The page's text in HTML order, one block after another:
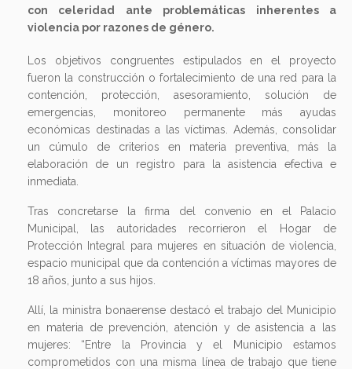
con celeridad ante problemáticas inherentes a
violencia por razones de género.
Los objetivos congruentes estipulados en el proyecto
fueron la construcción o fortalecimiento de una red para la
contención, protección, asesoramiento, solución de
emergencias, monitoreo permanente más ayudas
económicas destinadas a las víctimas. Además, consolidar
un cúmulo de criterios en materia preventiva, más la
elaboración de un registro para la asistencia efectiva e
inmediata.
Tras concretarse la firma del convenio en el Palacio
Municipal, las autoridades recorrieron el Hogar de
Protección Integral para mujeres en situación de violencia,
espacio municipal que da contención a víctimas mayores de
18 años, junto a sus hijos.
Allí, la ministra bonaerense destacó el trabajo del Municipio
en materia de prevención, atención y de asistencia a las
mujeres: “Entre la Provincia y el Municipio estamos
comprometidos con una misma línea de trabajo que tiene